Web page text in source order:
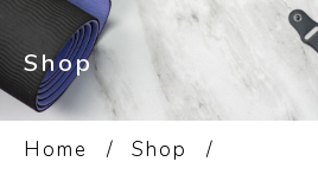
Shop
Home / Shop
/